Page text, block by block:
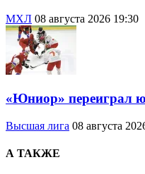
МХЛ 08 августа 2026 19:30
«Юниор» переиграл
Высшая лига 08 августа
А ТАКЖЕ